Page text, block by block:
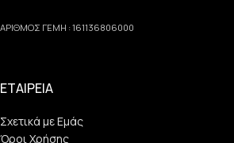
ΑΡΙΘΜΟΣ ΓΕΜΗ : 161136806000
ΕΤΑΙΡΕΙΑ
Σχετικά με Εμάς
Όροι Χρήσης